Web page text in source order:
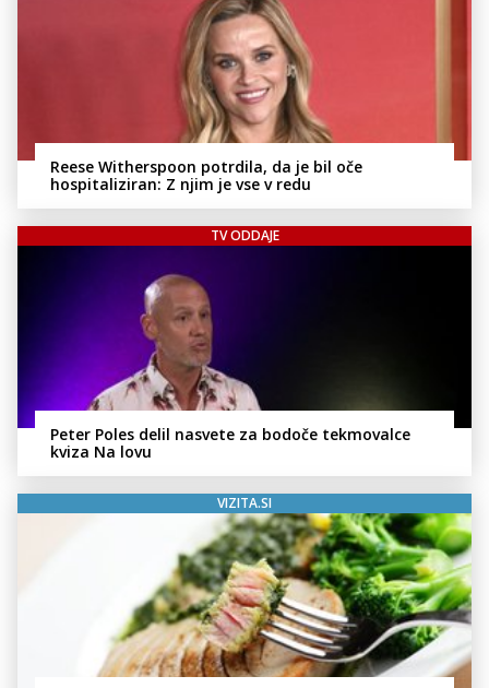
Reese Witherspoon potrdila, da je bil oče
hospitaliziran: Z njim je vse v redu
TV ODDAJE
Peter Poles delil nasvete za bodoče tekmovalce
kviza Na lovu
VIZITA.SI